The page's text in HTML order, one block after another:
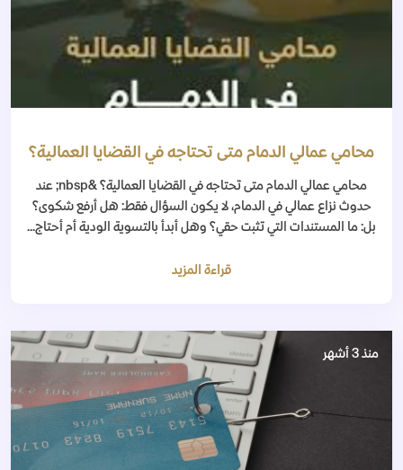
محامي عمالي الدمام متى تحتاجه في القضايا العمالية؟
محامي عمالي الدمام متى تحتاجه في القضايا العمالية؟ &nbsp; عند
حدوث نزاع عمالي في الدمام، لا يكون السؤال فقط: هل أرفع شكوى؟
بل: ما المستندات التي تثبت حقي؟ وهل أبدأ بالتسوية الودية أم أحتاج...
قراءة المزيد
منذ 3 أشهر